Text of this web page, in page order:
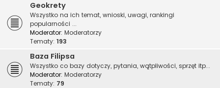
Geokrety
Wszystko na ich temat, wnioski, uwagi, rankingi
popularności ...
Moderator: Moderatorzy
Tematy: 193
Baza Filipsa
Wszystko co bazy dotyczy, pytania, wątpliwości, sprzęt itp...
Moderator: Moderatorzy
Tematy: 79